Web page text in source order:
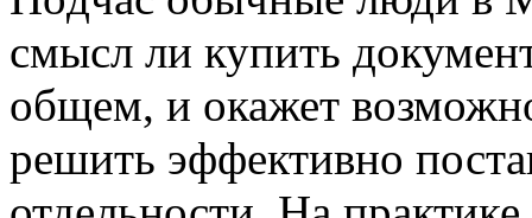
смысл ли купить
общем, и окажет
решить эффективно